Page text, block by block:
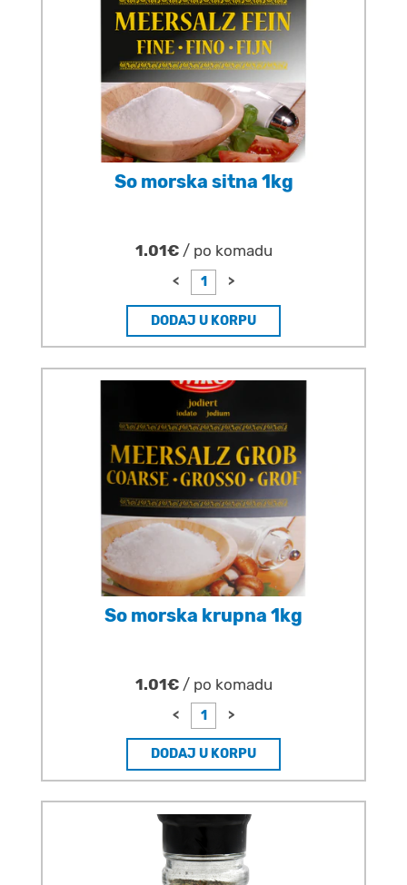
So morska sitna 1kg
1.01€ / po komadu
< >
DODAJ U KORPU
So morska krupna 1kg
1.01€ / po komadu
< >
DODAJ U KORPU